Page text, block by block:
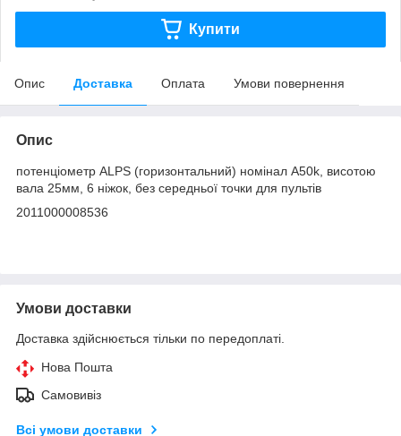
Купити
Опис Доставка Оплата Умови повернення
Опис
потенціометр ALPS (горизонтальний) номінал A50k, висотою
вала 25мм, 6 ніжок, без середньої точки для пультів
2011000008536
Умови доставки
Доставка здійснюється тільки по передоплаті.
Нова Пошта
Самовивіз
Всі умови доставки